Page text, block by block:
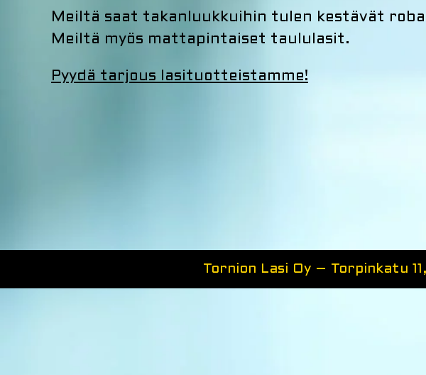
Meiltä saat takanluukkuihin tulen kestävät
Meiltä myös mattapintaiset taululasit.
Pyydä tarjous lasituotteistamme!
Tornion Lasi Oy – Torpinkatu